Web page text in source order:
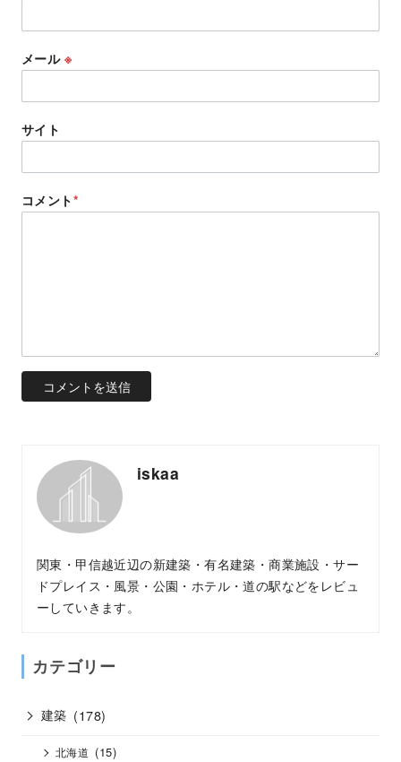
メール ※
サイト
コメント*
iskaa
関東・甲信越近辺の新建築・有名建築・商業施設・サー
ドプレイス・風景・公園・ホテル・道の駅などをレビュ
ーしていきます。
カテゴリー
建築 (178)
北海道 (15)